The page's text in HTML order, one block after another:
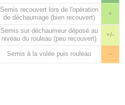
Semis recouvert lors de l'opération
de déchaumage (bien recouvert)
+
Semis sur déchaumeur déposé au
niveau du rouleau (peu recouvert)
+/-
Semis à la volée puis rouleau -